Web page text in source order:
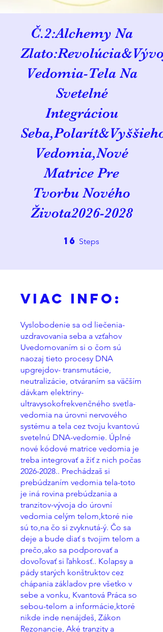
Č.2:Alchemy Na
Zlato:Revolúcia&Vývoj
Vedomia-Tela Na
Svetelné
Integráciou
Seba,Polarít&Vyššieho
Vedomia,Nové
Matrice Pre
Tvorbu Nového
Života2026-2028
16 Steps
Viac Info:
Vyslobodenie sa od liečenia-
uzdravovania seba a vzťahov
Uvedomovaním si o čom sú
naozaj tieto procesy DNA
upgrejdov- transmutácie,
neutralizácie, otváraním sa väčším
dávkam elektriny-
ultravysokofrekvenčného svetla-
vedomia na úrovni nervového
systému a tela cez tvoju kvantovú
svetelnú DNA-vedomie. Úplné
nové kódové matrice vedomia je
treba integrovať a žiť z nich počas
2026-2028.. Prechádzaš si
prebúdzaním vedomia tela-toto
je iná rovina prebúdzania a
tranzitov-vývoja do úrovní
vedomia celým telom,ktoré nie
sú to,na čo si zvyknutá-ý. Čo sa
deje a bude diať s tvojim telom a
prečo,ako sa podporovať a
dovoľovať si ľahkosť.. Kolapsy a
pády starých konštruktov cez
chápania základov pre všetko v
sebe a vonku, Kvantová Práca so
sebou-telom a informácie,ktoré
nikde inde nenájdeš, Zákon
Rezonancie, Aké tranzity a